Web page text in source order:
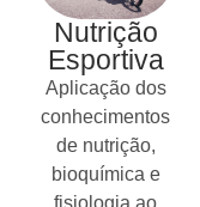
Nutrição
Esportiva
Aplicação dos
conhecimentos
de nutrição,
bioquímica e
fisiologia ao